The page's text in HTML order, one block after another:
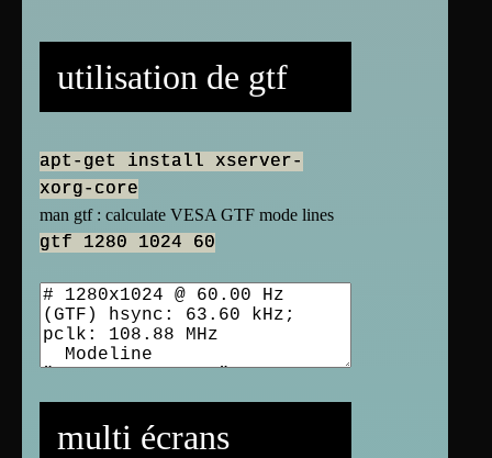
utilisation de gtf
apt-get install xserver-
xorg-core
man gtf : calculate VESA GTF mode lines
gtf 1280 1024 60
multi écrans